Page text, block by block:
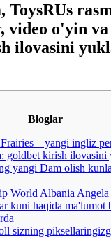
ToysRUs
video o'yin va
ilovasini
Bloglar
– yangi ingliz
goldbet kirish ilovasini
yangi Dam olish
World Albania
kuni haqida ma'lumot
sizning